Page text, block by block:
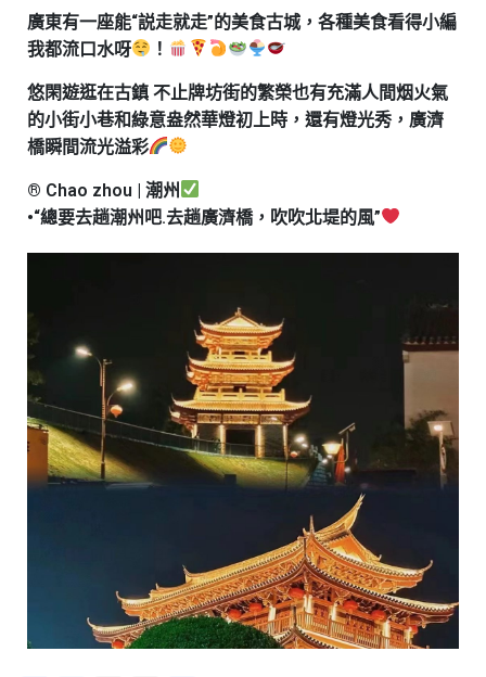
廣東有一座能“説走就走”的美食古城，各種美食看得小編
我都流口水呀
！
悠閑遊逛在古鎮 不止牌坊街的繁榮也有充滿人間烟火氣
的小街小巷和綠意盎然華燈初上時，還有燈光秀，廣濟
橋瞬間流光溢彩
® Chao zhou | 潮州
•“總要去趟潮州吧.去趟廣濟橋，吹吹北堤的風”